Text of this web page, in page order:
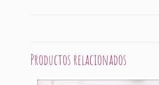
Productos relacionados